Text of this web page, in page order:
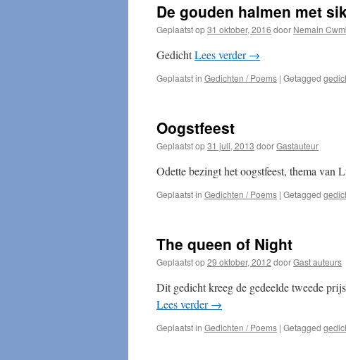
De gouden halmen met
Geplaatst op31 oktober, 2016 door Nemain
GedichtLees verder→
Geplaatst in Gedichten / Poems | Getagged
Oogstfeest
Geplaatst op31 juli, 2013 doorGastauteur
Odette bezingt het oogstfeest, thema van
Geplaatst in Gedichten / Poems | Getagged
The queen of Night
Geplaatst op29 oktober, 2012 doorGast auteurs
Dit gedicht kreeg de gedeelde tweede
Lees verder→
Geplaatst in Gedichten / Poems | Getagged